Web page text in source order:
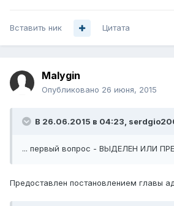
Вставить ник Цитата
Malygin
Опубликовано 26 июня, 2015
В 26.06.2015 в 04:23,
... первый вопрос - ВЫДЕЛЕН ИЛИ
Предоставлен постановлением главы